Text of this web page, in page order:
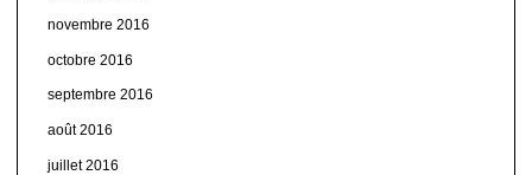
novembre 2016
octobre 2016
septembre 2016
août 2016
juillet 2016